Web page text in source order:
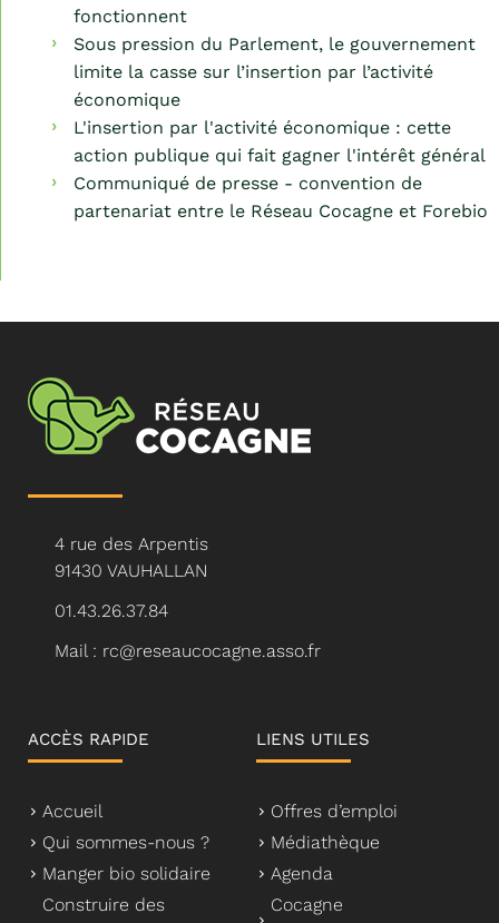
fonctionnent
Sous pression du Parlement, le gouvernement
limite la casse sur l’insertion par l’activité
économique
L'insertion par l'activité économique : cette
action publique qui fait gagner l'intérêt général
Communiqué de presse - convention de
partenariat entre le Réseau Cocagne et Forebio
4 rue des Arpentis
91430 VAUHALLAN
01.43.26.37.84
Mail : rc@reseaucocagne.asso.fr
ACCÈS RAPIDE
Accueil
Qui sommes-nous ?
Manger bio solidaire
Construire des
LIENS UTILES
Offres d’emploi
Médiathèque
Agenda
Cocagne